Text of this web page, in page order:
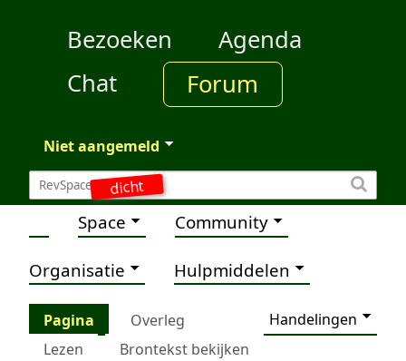
dicht
Bezoeken
Agenda
Chat
Forum
Niet aangemeld
Space Community
Organisatie Hulpmiddelen
Pagina Overleg
Handelingen
Lezen
Brontekst bekijken